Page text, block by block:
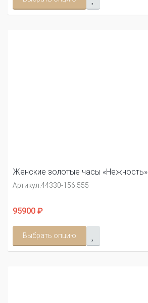
Женские золотые часы «Нежность»
Артикул:44330-156.555
95900 ₽
Выбрать опцию